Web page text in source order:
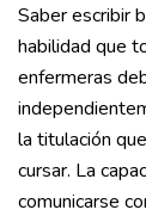
Saber escribir
habilidad que
enfermeras
la titulación
cursar. La
comunicarse